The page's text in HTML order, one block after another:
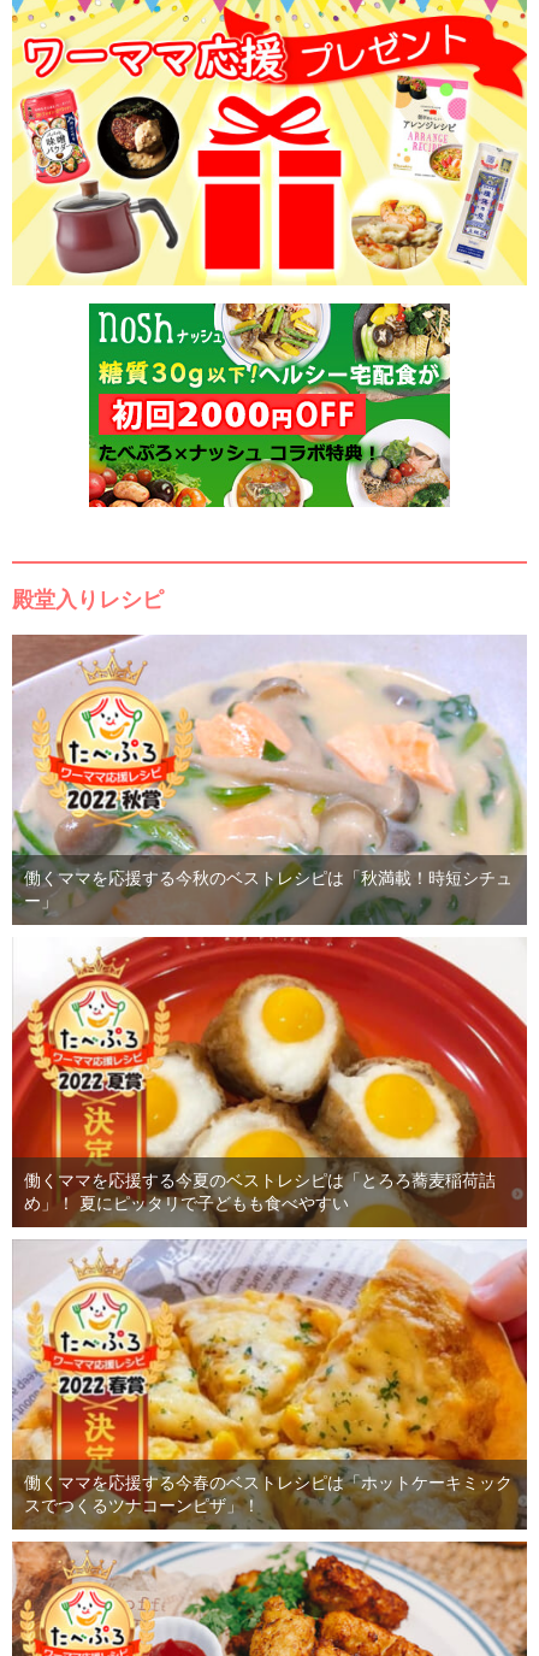
殿堂入りレシピ
働くママを応援する今秋のベストレシピは「秋満載！時短シチュ
ー」
働くママを応援する今夏のベストレシピは「とろろ蕎麦稲荷詰
め」！ 夏にピッタリで子どもも食べやすい
働くママを応援する今春のベストレシピは「ホットケーキミック
スでつくるツナコーンピザ」！